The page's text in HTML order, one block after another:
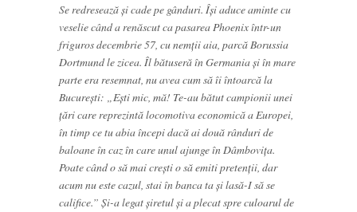
Se redresează și cade pe gânduri. Își aduce aminte cu
veselie când a renăscut ca pasarea Phoenix într-un
friguros decembrie 57, cu nemții aia, parcă Borussia
Dortmund le zicea. Îl bătuseră în Germania și în mare
parte era resemnat, nu avea cum să îi întoarcă la
București: „Ești mic, mă! Te-au bătut campionii unei
ţări care reprezintă locomotiva economică a Europei,
în timp ce tu abia începi dacă ai două rânduri de
baloane în caz în care unul ajunge în Dâmbovița.
Poate când o să mai crești o să emiti pretenții, dar
acum nu este cazul, stai în banca ta și lasă-I să se
califice.” Și-a legat șiretul și a plecat spre culoarul de